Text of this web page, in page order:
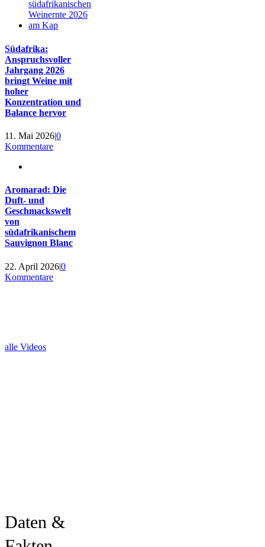
Südafrika:
Anspruchsvoller
Jahrgang 2026
bringt Weine mit
hoher
Konzentration und
Balance hervor
11. Mai 2026|0
Kommentare
Aromarad: Die
Duft- und
Geschmackswelt
von
südafrikanischem
Sauvignon Blanc
22. April 2026|0
Kommentare
alle Videos
Daten &